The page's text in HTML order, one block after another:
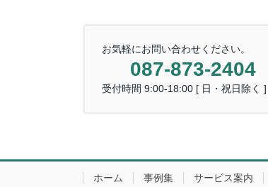
お気軽にお問い合わせください。
087-873-2404
受付時間 9:00-18:00 [ 日・祝日除く ]
ホーム 事例集 サービス案内